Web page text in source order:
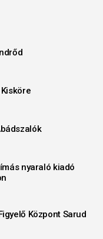
nyaraló kiadó
Központ Sarud